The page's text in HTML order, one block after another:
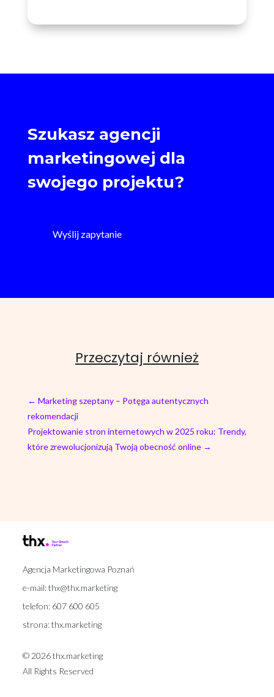
Szukasz agencji
marketingowej dla
swojego projektu?
Wyślij zapytanie
Przeczytaj również
← Marketing szeptany – Potęga autentycznych
rekomendacji
Projektowanie stron internetowych w 2025 roku: Trendy,
które zrewolucjonizują Twoją obecność online→
Agencja Marketingowa Poznań
e-mail:thx@thx.marketing
telefon: 607 600 605
strona:thx.marketing
© 2026 thx.marketing
All Rights Reserved